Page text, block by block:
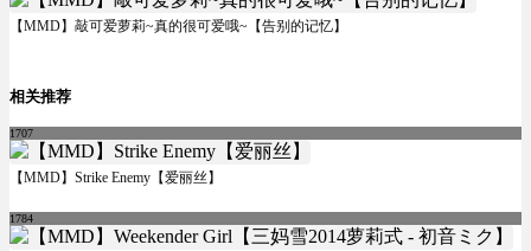
【MMD】敲可爱萝莉~真的很可爱哦~【告别的记忆】
相关推荐
1707
【MMD】Strike Enemy【爱丽丝】
1784